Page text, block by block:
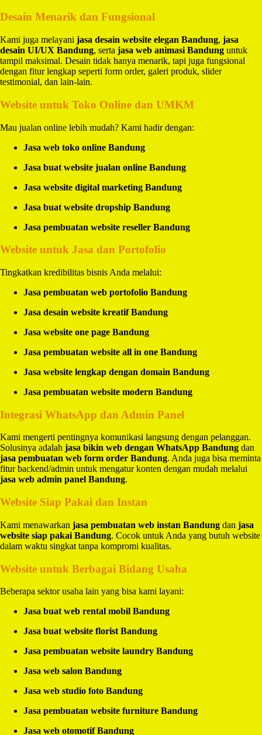
Desain Menarik dan Fungsional
Kami juga melayani jasa desain website elegan Bandung, jasa
desain UI/UX Bandung, serta jasa web animasi Bandung untuk
tampil maksimal. Desain tidak hanya menarik, tapi juga fungsional
dengan fitur lengkap seperti form order, galeri produk, slider
testimonial, dan lain-lain.
Website untuk Toko Online dan UMKM
Mau jualan online lebih mudah? Kami hadir dengan:
Jasa web toko online Bandung
Jasa buat website jualan online Bandung
Jasa website digital marketing Bandung
Jasa buat website dropship Bandung
Jasa pembuatan website reseller Bandung
Website untuk Jasa dan Portofolio
Tingkatkan kredibilitas bisnis Anda melalui:
Jasa pembuatan web portofolio Bandung
Jasa desain website kreatif Bandung
Jasa website one page Bandung
Jasa pembuatan website all in one Bandung
Jasa website lengkap dengan domain Bandung
Jasa pembuatan website modern Bandung
Integrasi WhatsApp dan Admin Panel
Kami mengerti pentingnya komunikasi langsung dengan pelanggan.
Solusinya adalah jasa bikin web dengan WhatsApp Bandung dan
jasa pembuatan web form order Bandung. Anda juga bisa meminta
fitur backend/admin untuk mengatur konten dengan mudah melalui
jasa web admin panel Bandung.
Website Siap Pakai dan Instan
Kami menawarkan jasa pembuatan web instan Bandung dan jasa
website siap pakai Bandung. Cocok untuk Anda yang butuh website
dalam waktu singkat tanpa kompromi kualitas.
Website untuk Berbagai Bidang Usaha
Beberapa sektor usaha lain yang bisa kami layani:
Jasa buat web rental mobil Bandung
Jasa buat website florist Bandung
Jasa pembuatan website laundry Bandung
Jasa web salon Bandung
Jasa web studio foto Bandung
Jasa pembuatan website furniture Bandung
Jasa web otomotif Bandung